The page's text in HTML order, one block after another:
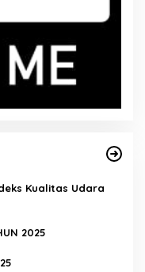
Kualitas Udara
2025